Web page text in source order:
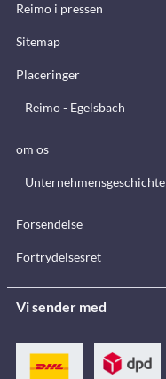
Reimo i pressen
Sitemap
Placeringer
Reimo - Egelsbach
om os
Unternehmensgeschichte
Forsendelse
Fortrydelsesret
Vi sender med